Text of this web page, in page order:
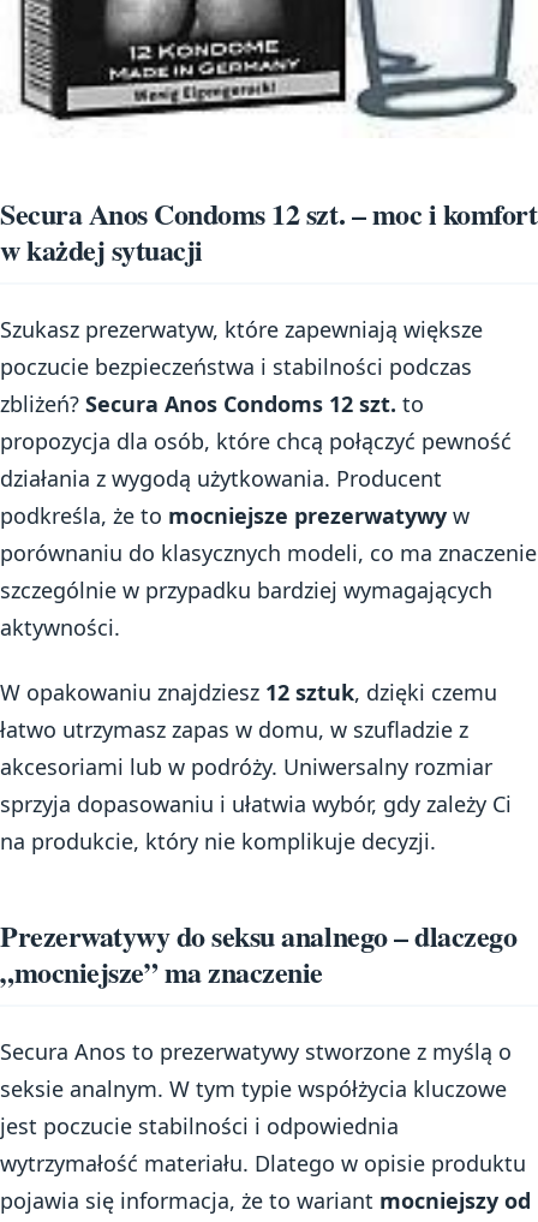
Secura Anos Condoms 12 szt. – moc i komfort
w każdej sytuacji
Szukasz prezerwatyw, które zapewniają większe
poczucie bezpieczeństwa i stabilności podczas
zbliżeń? Secura Anos Condoms 12 szt. to
propozycja dla osób, które chcą połączyć pewność
działania z wygodą użytkowania. Producent
podkreśla, że to mocniejsze prezerwatywy w
porównaniu do klasycznych modeli, co ma znaczenie
szczególnie w przypadku bardziej wymagających
aktywności.
W opakowaniu znajdziesz 12 sztuk, dzięki czemu
łatwo utrzymasz zapas w domu, w szufladzie z
akcesoriami lub w podróży. Uniwersalny rozmiar
sprzyja dopasowaniu i ułatwia wybór, gdy zależy Ci
na produkcie, który nie komplikuje decyzji.
Prezerwatywy do seksu analnego – dlaczego
„mocniejsze” ma znaczenie
Secura Anos to prezerwatywy stworzone z myślą o
seksie analnym. W tym typie współżycia kluczowe
jest poczucie stabilności i odpowiednia
wytrzymałość materiału. Dlatego w opisie produktu
pojawia się informacja, że to wariant mocniejszy od